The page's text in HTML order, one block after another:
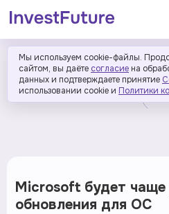
Мы используем cookie-файлы.
сайтом, вы даёте согласие на
данных и подтверждаете принятие
использовании cookie и Политики
Microsoft будет чаще
обновления для ОС